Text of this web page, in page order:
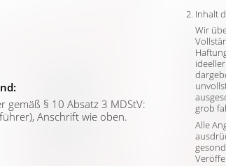
gemäß § 10 Absatz 3 MDStV:
Anschrift wie oben.
Inhalt
Wir
grob
Alle